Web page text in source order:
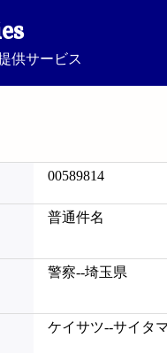
供サービス
00589814
普通件名
警察--埼玉県
ケイサツ--サイタ